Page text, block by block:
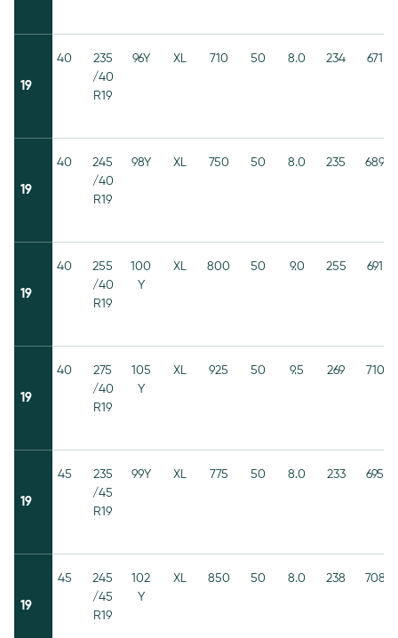
19
40
235
/40
R19
96Y XL 710 50 8.0 234 671
19
40
245
/40
R19
98Y XL 750 50 8.0 235 689
19
40
255
/40
R19
100
Y
XL 800 50 9.0 255 691
19
40
275
/40
R19
105
Y
XL 925 50 9.5 269 710
19
45
235
/45
R19
99Y XL 775 50 8.0 233 695
19
45
245
/45
R19
102
Y
XL 850 50 8.0 238 708